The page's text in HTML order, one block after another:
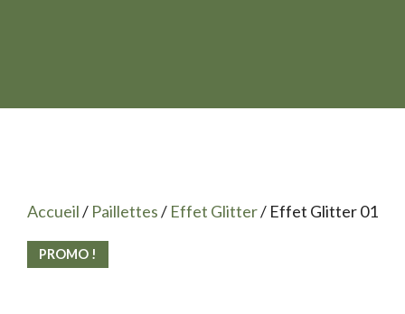
Accueil/ Paillettes/ Effet Glitter/ Effet Glitter 01
PROMO !